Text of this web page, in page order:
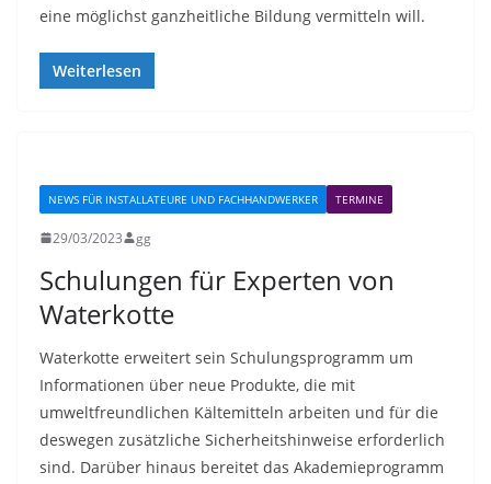
eine möglichst ganzheitliche Bildung vermitteln will.
Weiterlesen
NEWS FÜR INSTALLATEURE UND FACHHANDWERKER TERMINE
29/03/2023 gg
Schulungen für Experten von
Waterkotte
Waterkotte erweitert sein Schulungsprogramm um
Informationen über neue Produkte, die mit
umweltfreundlichen Kältemitteln arbeiten und für die
deswegen zusätzliche Sicherheitshinweise erforderlich
sind. Darüber hinaus bereitet das Akademieprogramm